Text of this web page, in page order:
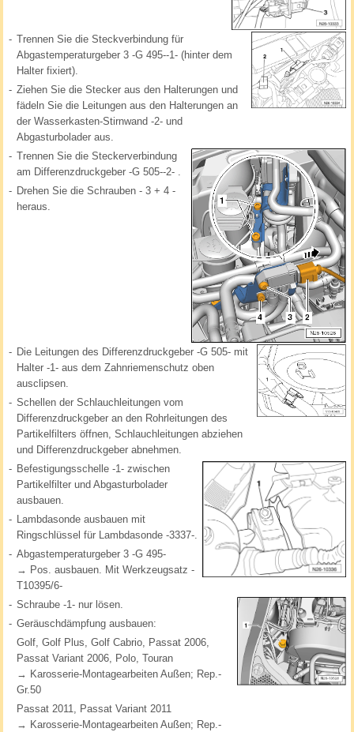
- Trennen Sie die Steckverbindung für
Abgastemperaturgeber 3 -G 495--1- (hinter dem
Halter fixiert).
- Ziehen Sie die Stecker aus den Halterungen und
fädeln Sie die Leitungen aus den Halterungen an
der Wasserkasten-Stirnwand -2- und
Abgasturbolader aus.
- Trennen Sie die Steckerverbindung
am Differenzdruckgeber -G 505--2- .
- Drehen Sie die Schrauben - 3 + 4 -
heraus.
- Die Leitungen des Differenzdruckgeber -G 505- mit
Halter -1- aus dem Zahnriemenschutz oben
ausclipsen.
- Schellen der Schlauchleitungen vom
Differenzdruckgeber an den Rohrleitungen des
Partikelfilters öffnen, Schlauchleitungen abziehen
und Differenzdruckgeber abnehmen.
- Befestigungsschelle -1- zwischen
Partikelfilter und Abgasturbolader
ausbauen.
- Lambdasonde ausbauen mit
Ringschlüssel für Lambdasonde -3337-.
- Abgastemperaturgeber 3 -G 495-
→ Pos. ausbauen. Mit Werkzeugsatz -
T10395/6-
- Schraube -1- nur lösen.
- Geräuschdämpfung ausbauen:
Golf, Golf Plus, Golf Cabrio, Passat 2006,
Passat Variant 2006, Polo, Touran
→ Karosserie-Montagearbeiten Außen; Rep.-
Gr.50
Passat 2011, Passat Variant 2011
→ Karosserie-Montagearbeiten Außen; Rep.-